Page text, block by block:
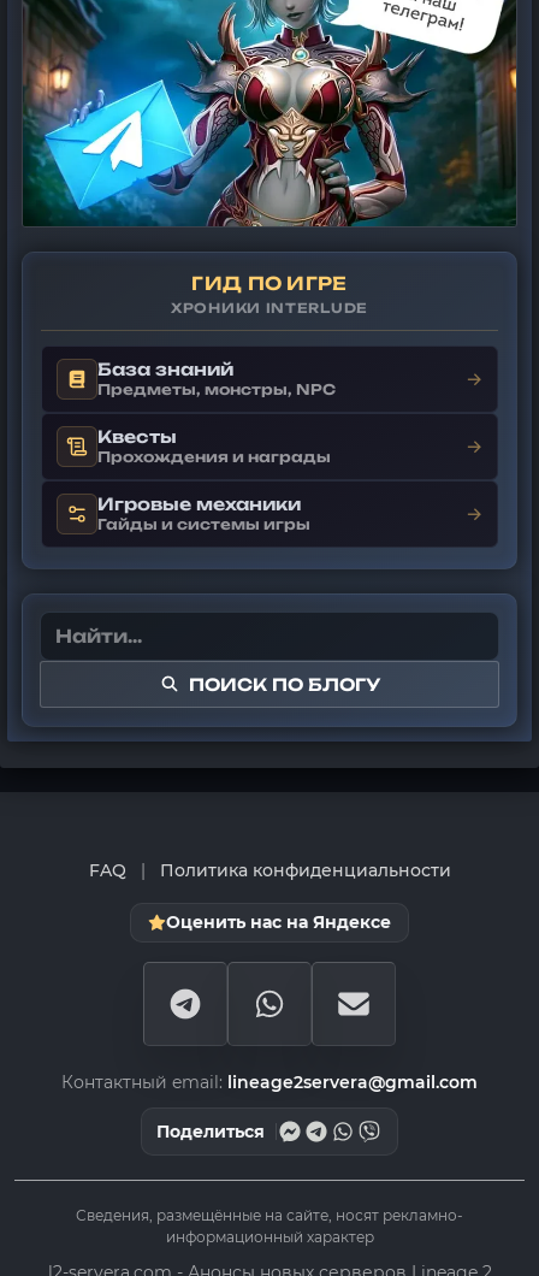
ГИД ПО ИГРЕ
ХРОНИКИ INTERLUDE
База знаний
Предметы, монстры, NPC →
Квесты
Прохождения и награды →
Игровые механики
Гайды и системы игры →
ПОИСК ПО БЛОГУ
FAQ | Политика конфиденциальности
Оценить нас на Яндексе
Контактный email: lineage2servera@gmail.com
Поделиться
Сведения, размещённые на сайте, носят рекламно-
информационный характер